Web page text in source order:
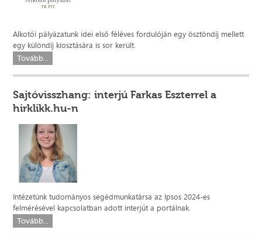
Alkotói pályázatunk idei első féléves fordulóján egy ösztöndíj mellett
egy különdíj kiosztására is sor került.
Tovább...
Sajtóvisszhang: interjú Farkas Eszterrel a
hirklikk.hu-n
Intézetünk tudományos segédmunkatársa az Ipsos 2024-es
felmérésével kapcsolatban adott interjút a portálnak.
Tovább...